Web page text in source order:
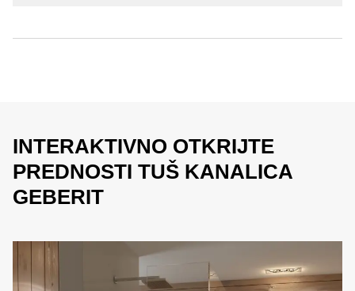
INTERAKTIVNO OTKRIJTE
PREDNOSTI TUŠ KANALICA
GEBERIT